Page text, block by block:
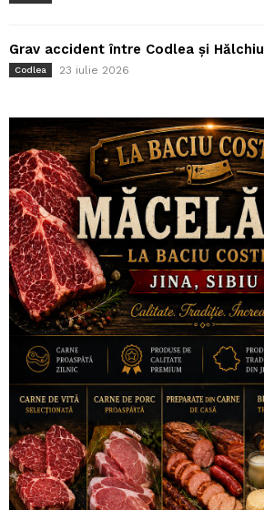
Grav accident între Codlea și Hălchiu
Codlea 23 iulie 2026